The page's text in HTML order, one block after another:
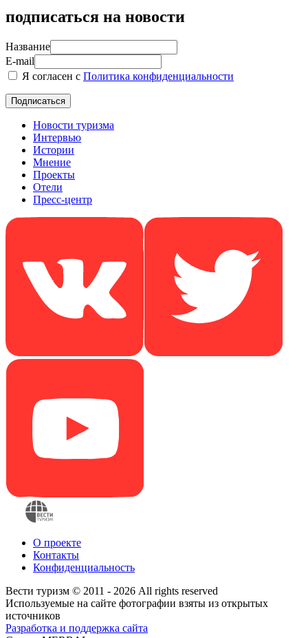
подписаться на новости
Название
E-mail
Я согласен с Политика конфиденциальности
Новости туризма
Интервью
Истории
Мнение
Проекты
Отели
Пресс-центр
О проекте
Контакты
Конфиденциальность
Вести туризм © 2011 - 2026 All rights reserved
Используемые на сайте фотографии взяты из открытых
источников
Разработка и поддержка сайта